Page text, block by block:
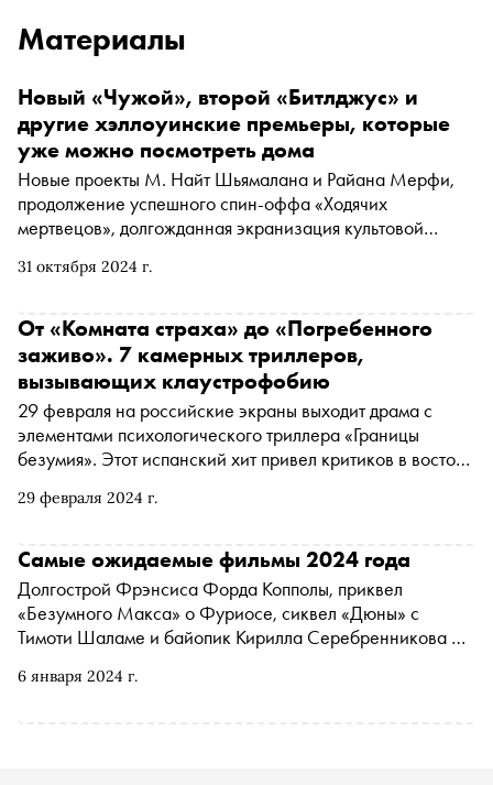
Материалы
31 октября 2024 г.
Новый «Чужой», второй «Битлджус» и
другие хэллоуинские премьеры, которые
уже можно посмотреть дома
Новые проекты М. Найт Шьямалана и Райана Мерфи,
продолжение успешного спин-оффа «Ходячих
мертвецов», долгожданная экранизация культовой
Кристала и Декстер в юбке в исполнении Эллы
триллеры, которые стриминговые платформы
подготовили специально к хэллоуинскому сезону
29 февраля 2024 г.
От «Комната страха» до «Погребенного
заживо». 7 камерных триллеров,
вызывающих клаустрофобию
29 февраля на российские экраны выходит драма с
элементами психологического триллера «Границы
безумия». Этот испанский хит привел критиков в восторг
Действие фильма разворачивается в замкнутом
героям устраивают допрос. По случаю премьеры «Сноб»
собрал 7 камерных триллеров и психологических драм,
которые не дают оторваться от экрана
6 января 2024 г.
Самые ожидаемые фильмы 2024 года
Долгострой Фрэнсиса Форда Копполы, приквел
«Безумного Макса» о Фуриосе, сиквел «Дюны» с
Тимоти Шаламе и байопик Кирилла Серебренникова —
посмотреть в 2024 году